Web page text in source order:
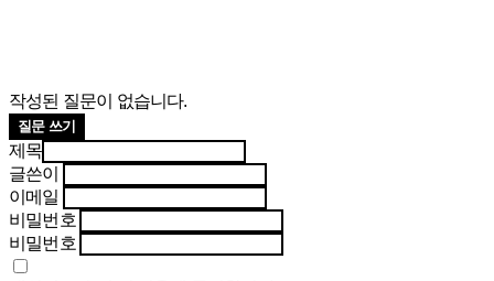
작성된 질문이 없습니다.
질문 쓰기
제목
글쓴이
이메일
비밀번호
비밀번호